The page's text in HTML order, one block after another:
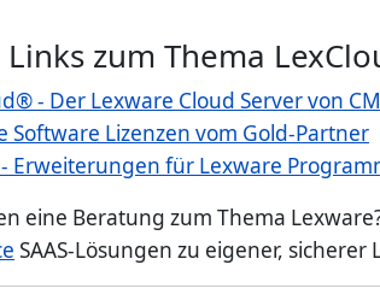
zum Thema
- Der Lexware Cloud Server von
Software Lizenzen vom Gold-Partner
- Erweiterungen für Lexware
eine Beratung zum Thema
SAAS-Lösungen zu eigener, sicherer